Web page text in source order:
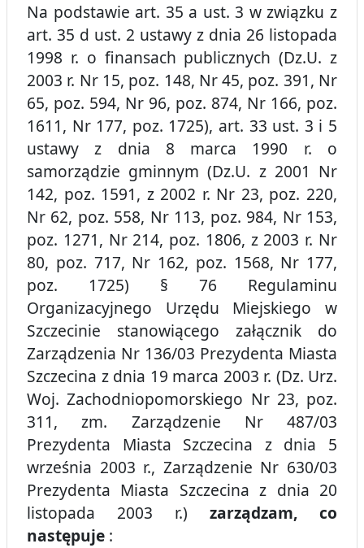
Na podstawie art. 35 a ust. 3 w związku z
art. 35 d ust. 2 ustawy z dnia 26 listopada
1998 r. o finansach publicznych (Dz.U. z
2003 r. Nr 15, poz. 148, Nr 45, poz. 391, Nr
65, poz. 594, Nr 96, poz. 874, Nr 166, poz.
1611, Nr 177, poz. 1725), art. 33 ust. 3 i 5
ustawy z dnia 8 marca 1990 r. o
samorządzie gminnym (Dz.U. z 2001 Nr
142, poz. 1591, z 2002 r. Nr 23, poz. 220,
Nr 62, poz. 558, Nr 113, poz. 984, Nr 153,
poz. 1271, Nr 214, poz. 1806, z 2003 r. Nr
80, poz. 717, Nr 162, poz. 1568, Nr 177,
poz. 1725) § 76 Regulaminu
Organizacyjnego Urzędu Miejskiego w
Szczecinie stanowiącego załącznik do
Zarządzenia Nr 136/03 Prezydenta Miasta
Szczecina z dnia 19 marca 2003 r. (Dz. Urz.
Woj. Zachodniopomorskiego Nr 23, poz.
311, zm. Zarządzenie Nr 487/03
Prezydenta Miasta Szczecina z dnia 5
września 2003 r., Zarządzenie Nr 630/03
Prezydenta Miasta Szczecina z dnia 20
listopada 2003 r.) zarządzam, co
następuje :